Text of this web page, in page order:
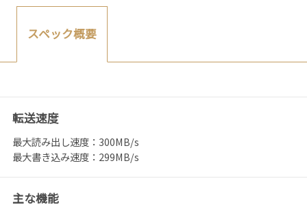
スペック概要
転送速度
最大読み出し速度：300MB/s
最大書き込み速度：299MB/s
主な機能